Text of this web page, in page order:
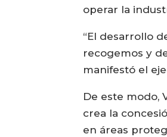
operar la
“El desarrollo
recogemos y
manifestó el
De este modo,
crea la
en áreas